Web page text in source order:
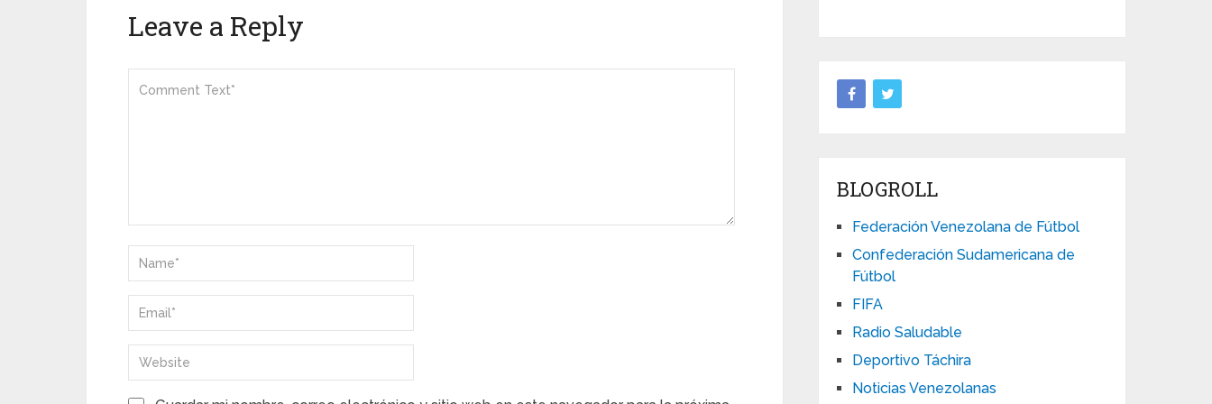
Leave a Reply
BLOGROLL
Federación Venezolana de Fútbol
Confederación Sudamericana de
Fútbol
FIFA
Radio Saludable
Deportivo Táchira
Noticias Venezolanas